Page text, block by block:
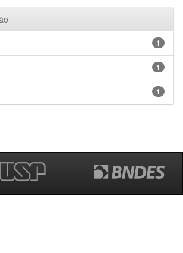
1
1
1